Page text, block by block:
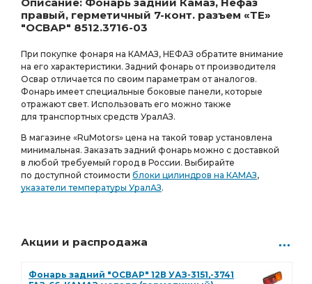
правый, герметичный 7-конт. разъем «ТЕ»
"ОСВАР" 8512.3716-03
При покупке фонаря на КАМАЗ, НЕФАЗ обратите внимание
на его характеристики. Задний фонарь от производителя
Освар отличается по своим параметрам от аналогов.
Фонарь имеет специальные боковые панели, которые
отражают свет. Использовать его можно также
для транспортных средств УралАЗ.
В магазине «RuMotors» цена на такой товар установлена
минимальная. Заказать задний фонарь можно с доставкой
в любой требуемый город в России. Выбирайте
по доступной стоимости блоки цилиндров на КАМАЗ,
указатели температуры УралАЗ.
Акции и распродажа
Фонарь задний "ОСВАР" 12В УАЗ-3151,-3741